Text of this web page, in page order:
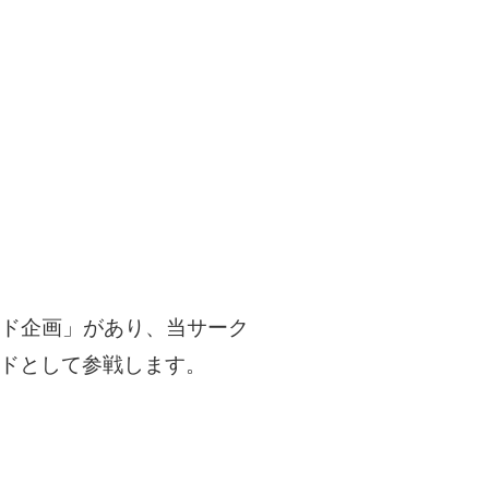
企画」があり、当サーク
として参戦します。